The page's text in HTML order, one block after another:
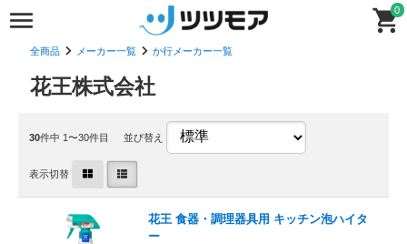
0
全商品 メーカー一覧 か行メーカー一覧
花王株式会社
30件中 1〜30件目 並び替え
表示切替
花王 食器・調理器具用 キッチン泡ハイタ
ー